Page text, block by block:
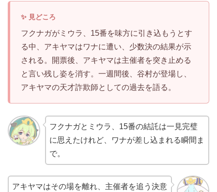
フクナガがミウラ、15番を味方に引き込もうとす
る中、アキヤマはワナに遭い、少数決の結果が示
される。開票後、アキヤマは主催者を突き止める
と言い残し姿を消す。一週間後、谷村が登場し、
アキヤマの天才詐欺師としての過去を語る。
フクナガとミウラ、15番の結託は一見完璧
に思えたけれど、ワナが差し込まれる瞬間ま
で。
アキヤマはその場を離れ、主催者を追う決意